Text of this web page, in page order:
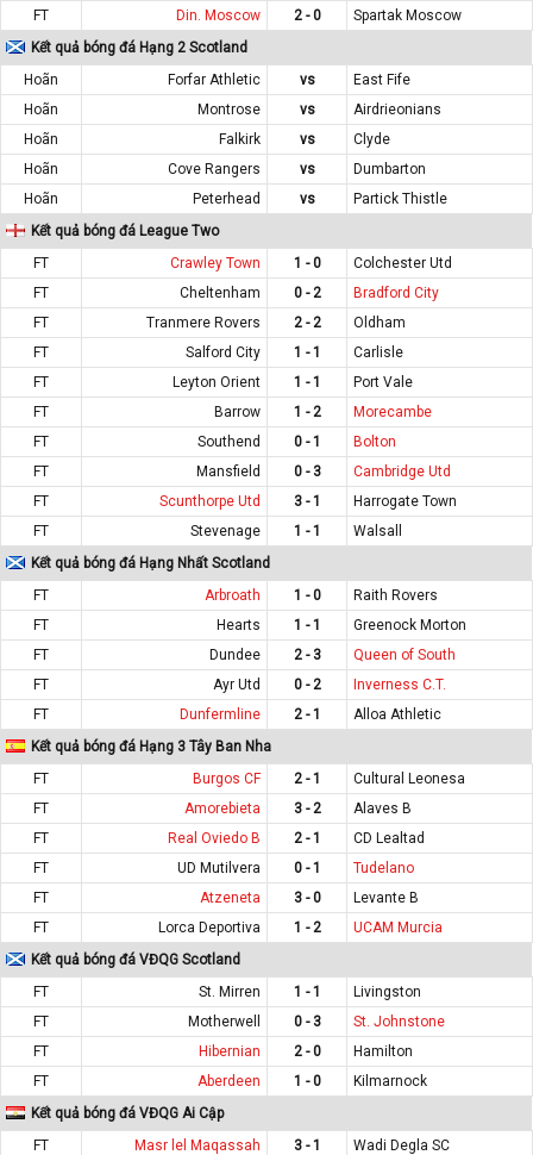
FT
Din. Moscow 2 - 0
Spartak Moscow
Kết quả bóng đá Hạng 2 Scotland
Hoãn
Forfar Athletic vs
East Fife
Hoãn
Montrose vs
Airdrieonians
Hoãn
Falkirk vs
Clyde
Hoãn
Cove Rangers vs
Dumbarton
Hoãn
Peterhead vs
Partick Thistle
Kết quả bóng đá League Two
FT
Crawley Town 1 - 0
Colchester Utd
FT
Cheltenham 0 - 2
Bradford City
FT
Tranmere Rovers 2 - 2
Oldham
FT
Salford City 1 - 1
Carlisle
FT
Leyton Orient 1 - 1
Port Vale
FT
Barrow 1 - 2
Morecambe
FT
Southend 0 - 1
Bolton
FT
Mansfield 0 - 3
Cambridge Utd
FT
Scunthorpe Utd 3 - 1
Harrogate Town
FT
Stevenage 1 - 1
Walsall
Kết quả bóng đá Hạng Nhất Scotland
FT
Arbroath 1 - 0
Raith Rovers
FT
Hearts 1 - 1
Greenock Morton
FT
Dundee 2 - 3
Queen of South
FT
Ayr Utd 0 - 2
Inverness C.T.
FT
Dunfermline 2 - 1
Alloa Athletic
Kết quả bóng đá Hạng 3 Tây Ban Nha
FT
Burgos CF 2 - 1
Cultural Leonesa
FT
Amorebieta 3 - 2
Alaves B
FT
Real Oviedo B 2 - 1
CD Lealtad
FT
UD Mutilvera 0 - 1
Tudelano
FT
Atzeneta 3 - 0
Levante B
FT
Lorca Deportiva 1 - 2
UCAM Murcia
Kết quả bóng đá VĐQG Scotland
FT
St. Mirren 1 - 1
Livingston
FT
Motherwell 0 - 3
St. Johnstone
FT
Hibernian 2 - 0
Hamilton
FT
Aberdeen 1 - 0
Kilmarnock
Kết quả bóng đá VĐQG Ai Cập
FT
Masr lel Maqassah 3 - 1
Wadi Degla SC